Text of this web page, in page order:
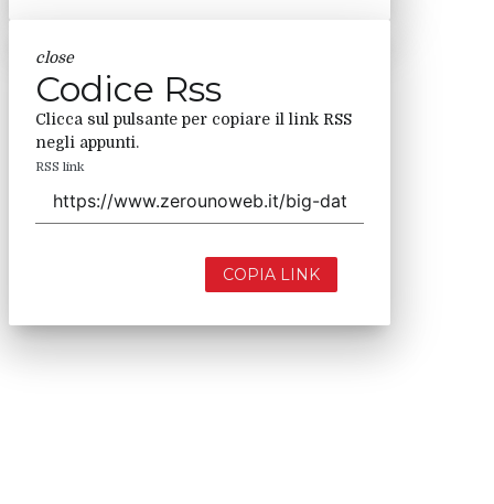
close
Codice Rss
Clicca sul pulsante per copiare il link RSS
negli appunti.
RSS link
COPIA LINK